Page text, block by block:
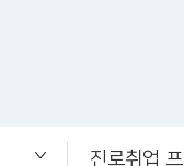
진로취업